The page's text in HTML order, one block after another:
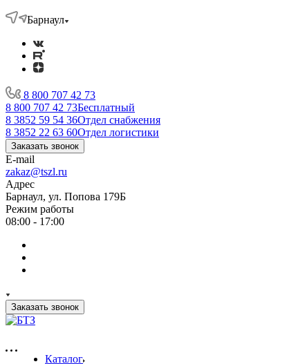
Барнаул
8 800 707 42 73
8 800 707 42 73Бесплатный
8 3852 59 54 36Отдел снабжения
8 3852 22 63 60Отдел логистики
Заказать звонок
E-mail
zakaz@tszl.ru
Адрес
Барнаул, ул. Попова 179Б
Режим работы
08:00 - 17:00
Заказать звонок
Каталог